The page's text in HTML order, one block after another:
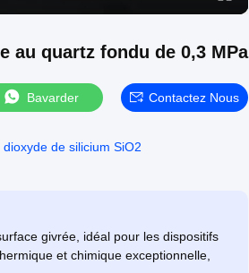
au quartz fondu de 0,3 MPa
Bavarder Contactez Nous
de silicium SiO2
givrée, idéal pour les dispositifs
et chimique exceptionnelle,